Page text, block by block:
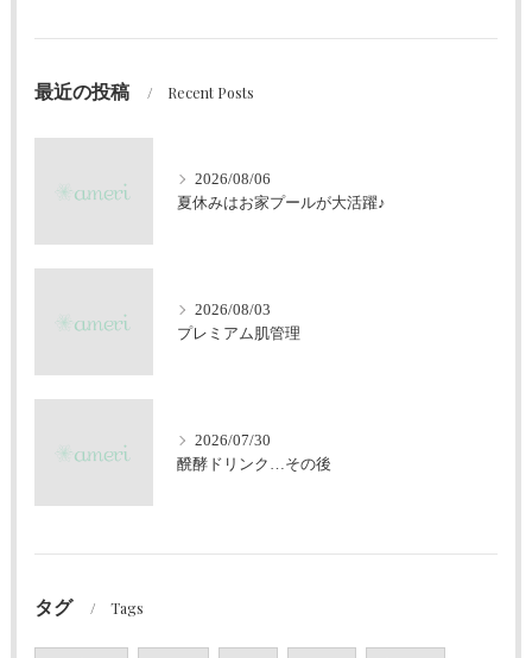
最近の投稿 Recent Posts
2026/08/06
夏休みはお家プールが大活躍♪
2026/08/03
プレミアム肌管理
2026/07/30
醗酵ドリンク…その後
タグ Tags